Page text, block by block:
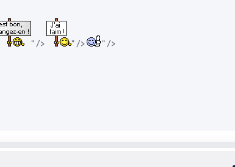
" /> " /> " />